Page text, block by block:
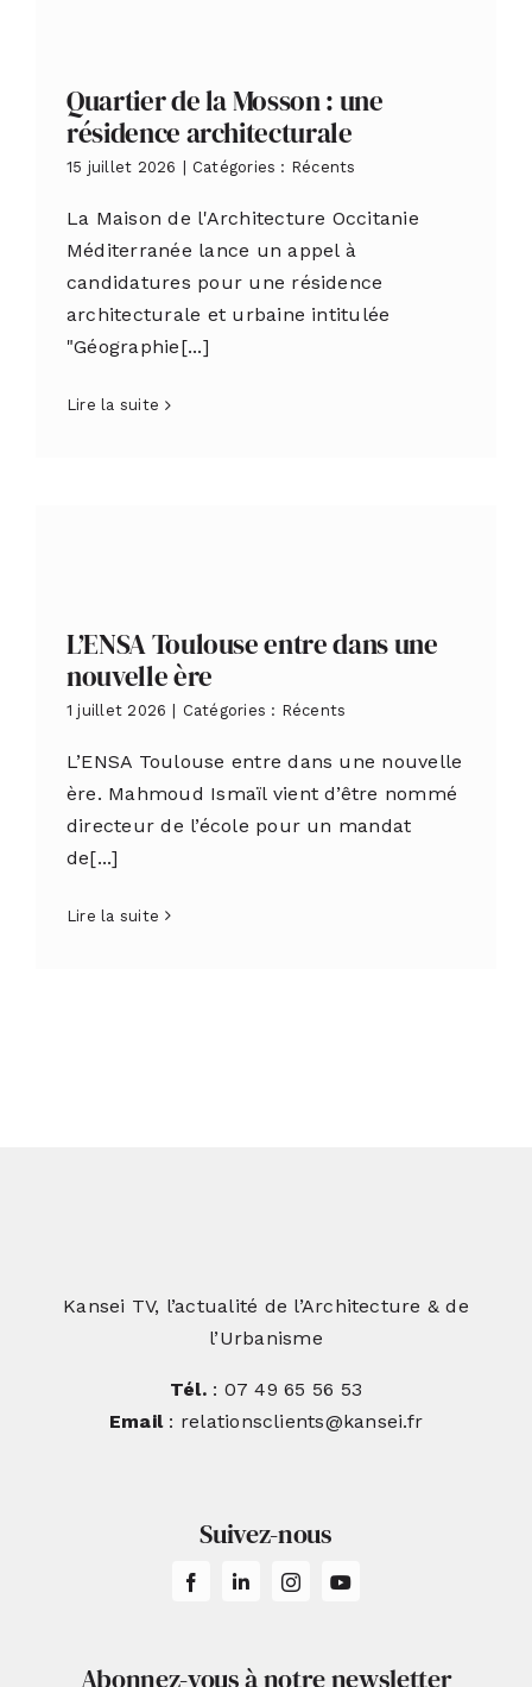
Quartier de la Mosson : une
résidence architecturale
15 juillet 2026 Catégories : Récents
La Maison de l'Architecture Occitanie
Méditerranée lance un appel à
candidatures pour une résidence
architecturale et urbaine intitulée
"Géographie[...]
Lire la suite
L’ENSA Toulouse entre dans une
nouvelle ère
1 juillet 2026 | Catégories : Récents
L’ENSA Toulouse entre dans une nouvelle
ère. Mahmoud Ismaïl vient d’être nommé
directeur de l’école pour un mandat
de[...]
Lire la suite
Kansei TV, l’actualité de l’Architecture & de
l’Urbanisme
Tél.: 07 49 65 56 53
Email: relationsclients@kansei.fr
Suivez-nous
Abonnez-vous à notre newsletter